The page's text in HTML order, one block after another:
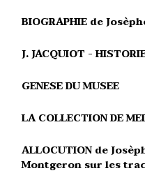
BIOGRAPHIE de
J. JACQUIOT -
GENESE DU MUSEE
LA COLLECTION DE
ALLOCUTION de
Montgeron sur les